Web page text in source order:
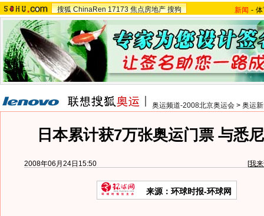
搜狐 ChinaRen 17173 焦点房地产 搜狗 新闻 -
奥运频道-2008北京奥运会 > 奥运
日本累计获7万张奥运门票 与悉
2008年06月24日15:50 [我
来源：环球时报-环球网